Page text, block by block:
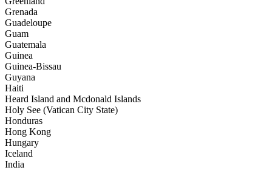
Grenada
Guadeloupe
Guam
Guatemala
Guinea
Guinea-Bissau
Guyana
Haiti
Heard Island and Mcdonald Islands
Holy See (Vatican City State)
Honduras
Hong Kong
Hungary
Iceland
India